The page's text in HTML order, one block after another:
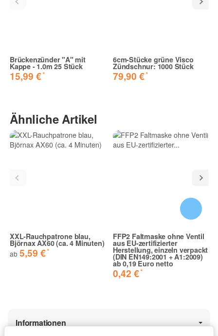
Teilen Sie anderen Kunden Ihre Erfahrungen mit!
Tap Produkt
Konrad B. | 27.01.2019 | Verifizierter Kauf
Wie immer top
Jonas H. | 03.12.2019 | Verifizierter Kauf
Bewertungen, die mit „Verifizierter Kauf“ gekennzeichnet sind,
stammen von Kunden, die den Artikel nachweislich in diesem
Brückenzünder "A" mit
Kappe - 1.0m 25 Stück
15,99 €*
6cm-Stücke grüne Visco
Zündschnur: 1000 Stück
79,90 €*
Ähnliche Artikel
XXL-Rauchpatrone blau,
Björnax AX60 (ca. 4 Minuten)
ab 5,59 €*
FFP2 Faltmaske ohne Ventil
aus EU-zertifizierter
Herstellung, einzeln verpackt
(DIN EN149:2001 + A1:2009)
ab 0,19 Euro netto
0,42 €*
Informationen